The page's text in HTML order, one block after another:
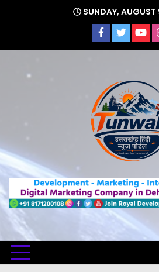
SUNDAY,
Uttarakhand Hindi News Portal